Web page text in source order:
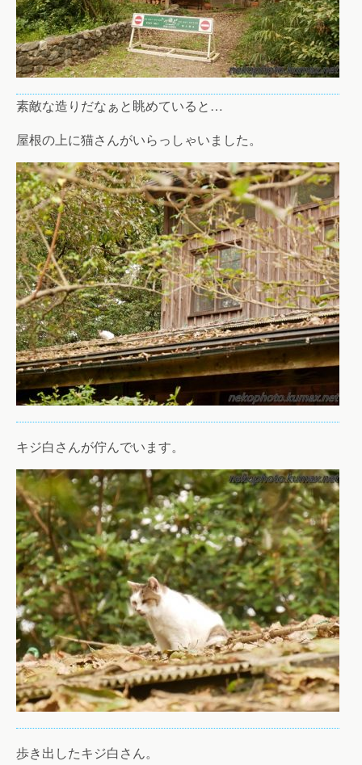
素敵な造りだなぁと眺めていると…
屋根の上に猫さんがいらっしゃいました。
キジ白さんが佇んでいます。
歩き出したキジ白さん。